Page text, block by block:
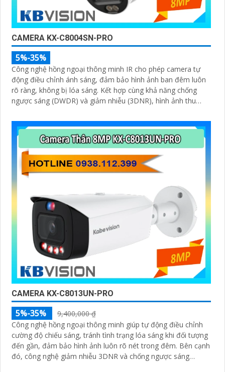
CAMERA KX-C8004SN-PRO
5%-35%
Công nghệ hồng ngoại thông minh IR cho phép camera tự
động điều chỉnh ánh sáng, đảm bảo hình ảnh ban đêm luôn
rõ ràng, không bị lóa sáng. Kết hợp cùng khả năng chống
ngược sáng (DWDR) và giảm nhiễu (3DNR), hình ảnh thu
ngay cả trong môi trường ánh sáng yếu hoặc ánh sáng phức
tạp như ngược sáng hoặc chói nắng
CAMERA KX-C8013UN-PRO
5%-35%
9,400,000 ₫
Công nghệ hồng ngoại thông minh giúp tự động điều chỉnh
cường độ chiếu sáng, tránh tình trạng lóa sáng khi đối tượng
đến gần, đảm bảo hình ảnh luôn rõ nét trong đêm. Bên cạnh
đó, công nghệ giảm nhiễu 3DNR và chống ngược sáng